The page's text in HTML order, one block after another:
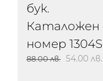
бук.
Каталожен
номер 1304S
88.00лв. 54.00 лв.